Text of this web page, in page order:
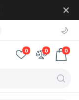
🌙
0 0 0